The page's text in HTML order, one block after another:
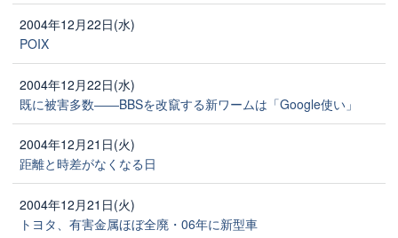
2004年12月22日(水)
POIX
2004年12月22日(水)
既に被害多数――BBSを改竄する新ワームは「Google使い」
2004年12月21日(火)
距離と時差がなくなる日
2004年12月21日(火)
トヨタ、有害金属ほぼ全廃・06年に新型車